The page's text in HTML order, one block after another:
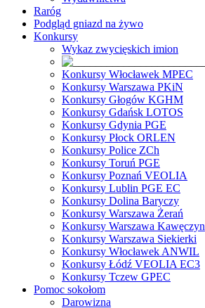
Raróg
Podgląd gniazd na żywo
Konkursy
Wykaz zwycięskich imion
Konkursy Włocławek MPEC
Konkursy Warszawa PKiN
Konkursy Głogów KGHM
Konkursy Gdańsk LOTOS
Konkursy Gdynia PGE
Konkursy Płock ORLEN
Konkursy Police ZCh
Konkursy Toruń PGE
Konkursy Poznań VEOLIA
Konkursy Lublin PGE EC
Konkursy Dolina Baryczy
Konkursy Warszawa Żerań
Konkursy Warszawa Kawęczyn
Konkursy Warszawa Siekierki
Konkursy Włocławek ANWIL
Konkursy Łódź VEOLIA EC3
Konkursy Tczew GPEC
Pomoc sokołom
Darowizna